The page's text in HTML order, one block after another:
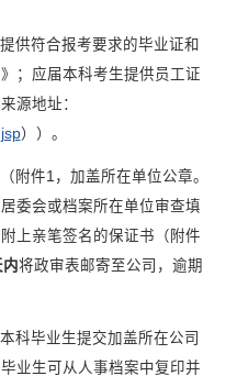
供符合报考要求的毕业证和
；应届本科考生提供员工证
源地址：
））。
附件1，加盖所在单位公章。
委会或档案所在单位审查填
上亲笔签名的保证书（附件
将政审表邮寄至公司，逾期
科毕业生提交加盖所在公司
业生可从人事档案中复印并